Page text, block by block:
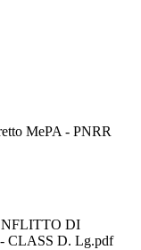
MePA - PNRR
DI
CLASS D. Lg.pdf